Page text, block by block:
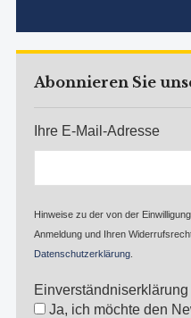
Abonnieren Sie
Ihre E-Mail-Adresse
Hinweise zu der von der
Anmeldung und Ihren
Datenschutzerklärung.
Einverständniserklärung
Ja, ich möchte den